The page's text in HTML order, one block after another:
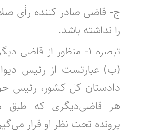
ج- قاضی صادر کننده رأی
را نداشته باشد.
‌تبصره ۱- منظور از قاضی
(ب) عبارتست از رئیس
دادستان کل کشور، رئیس
هر قاضی‌دیگری که طبق
پرونده تحت نظر او قرار